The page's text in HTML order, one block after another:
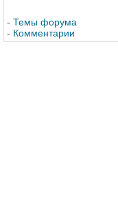
- Темы форума
- Комментарии